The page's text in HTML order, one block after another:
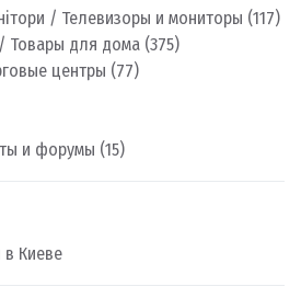
/ Телевизоры и мониторы (117)
Товары для дома (375)
центры (77)
и форумы (15)
в Киеве